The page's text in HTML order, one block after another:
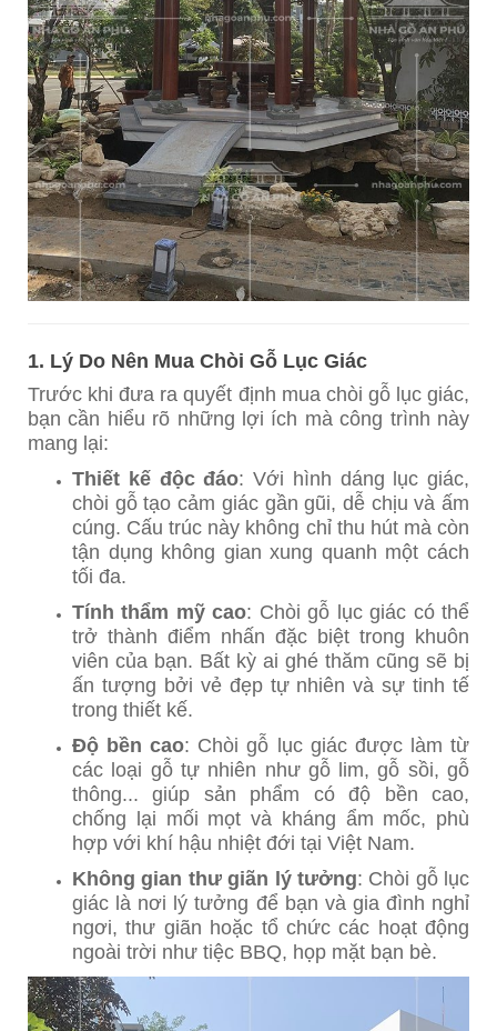
1. Lý Do Nên Mua Chòi Gỗ Lục Giác
Trước khi đưa ra quyết định mua chòi gỗ lục giác,
bạn cần hiểu rõ những lợi ích mà công trình này
mang lại:
Thiết kế độc đáo: Với hình dáng lục giác,
chòi gỗ tạo cảm giác gần gũi, dễ chịu và ấm
cúng. Cấu trúc này không chỉ thu hút mà còn
tận dụng không gian xung quanh một cách
tối đa.
Tính thẩm mỹ cao: Chòi gỗ lục giác có thể
trở thành điểm nhấn đặc biệt trong khuôn
viên của bạn. Bất kỳ ai ghé thăm cũng sẽ bị
ấn tượng bởi vẻ đẹp tự nhiên và sự tinh tế
trong thiết kế.
Độ bền cao: Chòi gỗ lục giác được làm từ
các loại gỗ tự nhiên như gỗ lim, gỗ sồi, gỗ
thông... giúp sản phẩm có độ bền cao,
chống lại mối mọt và kháng ẩm mốc, phù
hợp với khí hậu nhiệt đới tại Việt Nam.
Không gian thư giãn lý tưởng: Chòi gỗ lục
giác là nơi lý tưởng để bạn và gia đình nghỉ
ngơi, thư giãn hoặc tổ chức các hoạt động
ngoài trời như tiệc BBQ, họp mặt bạn bè.